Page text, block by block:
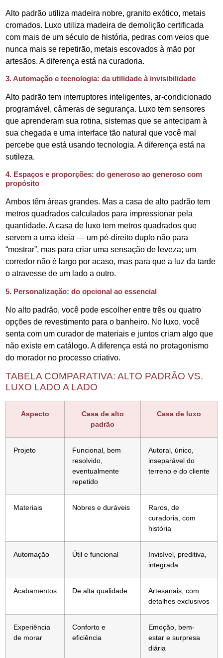
Alto padrão utiliza madeira nobre, granito exótico, metais
cromados. Luxo utiliza madeira de demolição certificada
com mais de um século de história, pedras com veios que
nunca mais se repetirão, metais escovados à mão por
artesãos. A diferença está na curadoria.
3. Automação e tecnologia: da utilidade à invisibilidade
Alto padrão tem interruptores inteligentes, ar-condicionado
programável, câmeras de segurança. Luxo tem sensores
que aprenderam sua rotina, sistemas que se antecipam à
sua chegada e uma interface tão natural que você mal
percebe que está usando tecnologia. A diferença está na
sutileza.
4. Espaços e proporções: do generoso ao generoso com
propósito
Ambos têm áreas grandes. Mas a casa de alto padrão tem
metros quadrados calculados para impressionar pela
quantidade. A casa de luxo tem metros quadrados que
servem a uma ideia — um pé-direito duplo não para
“mostrar”, mas para criar uma sensação de leveza; um
corredor não é largo por acaso, mas para que a luz da tarde
o atravesse de um lado a outro.
5. Personalização: do opcional ao essencial
No alto padrão, você pode escolher entre três ou quatro
opções de revestimento para o banheiro. No luxo, você
senta com um curador de materiais e juntos criam algo que
não existe em catálogo. A diferença está no protagonismo
do morador no processo criativo.
TABELA COMPARATIVA: ALTO PADRÃO VS.
LUXO LADO A LADO
Aspecto
Casa de alto
padrão
Casa de luxo
Projeto
Funcional, bem
resolvido,
eventualmente
repetido
Autoral, único,
inseparável do
terreno e do cliente
Materiais Nobres e duráveis
Raros, de
curadoria, com
história
Automação Útil e funcional
Invisível, preditiva,
integrada
Acabamentos De alta qualidade
Artesanais, com
detalhes exclusivos
Experiência
de morar
Conforto e
eficiência
Emoção, bem-
estar e surpresa
diária